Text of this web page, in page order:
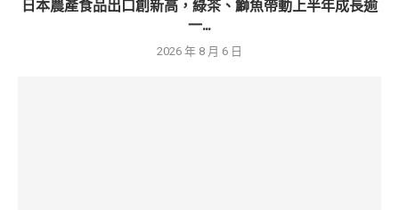
日本農產食品出口創新高，綠茶、鰤魚帶動上半年成長逾
一...
2026 年 8 月 6 日